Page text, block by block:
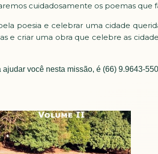
cuidadosamente os poemas que
poesia e celebrar uma cidade
e criar uma obra que celebre as
ajudar você nesta missão, é (66) 9.9643-